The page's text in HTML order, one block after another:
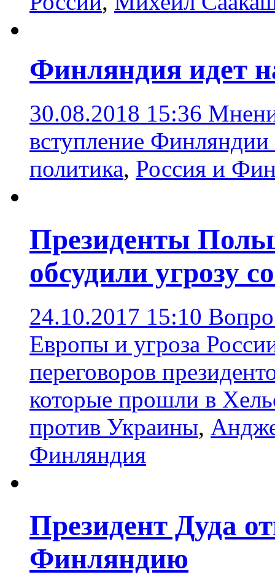
Финляндия идет
30.08.2018 15:36
вступление
политика, Россия и
Президенты
обсудили угрозу
24.10.2017 15:10
Европы и угроза
переговоров
которые прошли в
против Украины,
Финляндия
Президент Дуда
Финляндию